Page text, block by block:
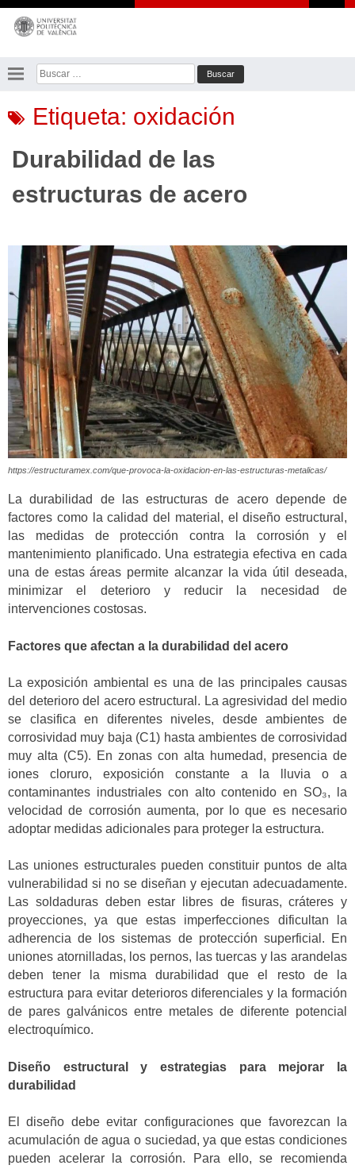
Saltar
contenido
Buscar:
Etiqueta: oxidación
Durabilidad de las
estructuras de acero
https://estructuramex.com/que-provoca-la-oxidacion-en-las-estructuras-metalicas/
La durabilidad de las estructuras de acero depende de
factores como la calidad del material, el diseño estructural,
las medidas de protección contra la corrosión y el
mantenimiento planificado. Una estrategia efectiva en cada
una de estas áreas permite alcanzar la vida útil deseada,
minimizar el deterioro y reducir la necesidad de
intervenciones costosas.
Factores que afectan a la durabilidad del acero
La exposición ambiental es una de las principales causas
del deterioro del acero estructural. La agresividad del medio
se clasifica en diferentes niveles, desde ambientes de
corrosividad muy baja (C1) hasta ambientes de corrosividad
muy alta (C5). En zonas con alta humedad, presencia de
iones cloruro, exposición constante a la lluvia o a
contaminantes industriales con alto contenido en SO₃, la
velocidad de corrosión aumenta, por lo que es necesario
adoptar medidas adicionales para proteger la estructura.
Las uniones estructurales pueden constituir puntos de alta
vulnerabilidad si no se diseñan y ejecutan adecuadamente.
Las soldaduras deben estar libres de fisuras, cráteres y
proyecciones, ya que estas imperfecciones dificultan la
adherencia de los sistemas de protección superficial. En
uniones atornilladas, los pernos, las tuercas y las arandelas
deben tener la misma durabilidad que el resto de la
estructura para evitar deterioros diferenciales y la formación
de pares galvánicos entre metales de diferente potencial
electroquímico.
Diseño estructural y estrategias para mejorar la
durabilidad
El diseño debe evitar configuraciones que favorezcan la
acumulación de agua o suciedad, ya que estas condiciones
pueden acelerar la corrosión. Para ello, se recomienda